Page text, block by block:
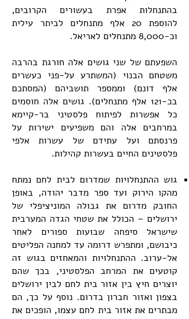
בהתנחלות אפרת בעשורים הקרובים,
להוספת 20 אלף מתנחלים לביתר עילית
וכ-8,000 מתנחלים לאריאל.
השפעתם של שני גושים אלה חורגת בהרבה
משטחם הבנוי (המשתרע על-פני כעשרים
אלף דונם) וממספר תושביהם (המסתכם
בכ-121 אלף מתנחלים). גושים אלה חוסמים
כל אפשרות לפיתוח פלסטיני בר-קיימא
במרחבים אלה והם משפיעים ישירות על
פרנסתם ועל עתידם של עשרות אלפי
פלסטינים החיים בעשרות קהילות.
גוש ההתנחלויות שמדרום לבית לחם נמתח
מהקו הירוק ועד ספר מדבר יהודה, באופן
החובק מדרום את גבולה המוניציפלי של
ירושלים – הכולל את שטחי הגדה המערבית
שישראל סיפחה שבועות ספורים לאחר
כיבושם, ומתפרש דרומה עד למחנה הפליטים
אל-ערוב. ההתנחלויות והמאחזים בגוש זה
קוטעים את המרחב הפלסטיני, בכך שהם
יוצרים חיץ בין אזור בית לחם לבין ירושלים
בצפון ואזור חברון בדרום. נוסף על כך, הם
מבתרים את אזור בית לחם עצמו, הופכים את